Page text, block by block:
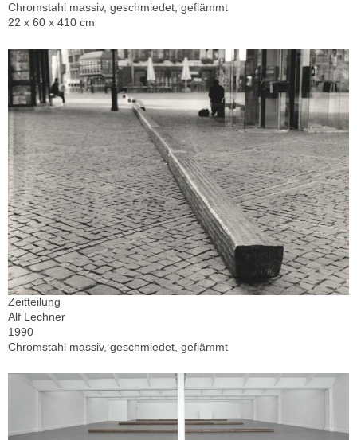
Chromstahl massiv, geschmiedet, geflämmt
22 x 60 x 410 cm
Zeitteilung
Alf Lechner
1990
Chromstahl massiv, geschmiedet, geflämmt